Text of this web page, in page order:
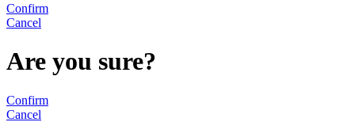
Confirm
Cancel
Are you sure?
Confirm
Cancel